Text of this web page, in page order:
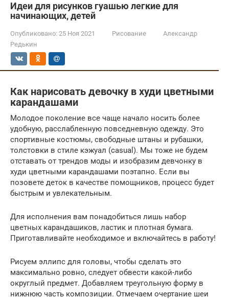
Идеи для рисунков гуашью легкие для
начинающих, детей
Опубликовано: 25 Ноя 2021 Рисование
Александр
Редькин
Как нарисовать девочку в худи цветными
карандашами
Молодое поколение все чаще начало носить более
удобную, расслабленную повседневную одежду. Это
спортивные костюмы, свободные штаны и рубашки,
толстовки в стиле кэжуал (casual). Мы тоже не будем
отставать от трендов моды и изобразим девчонку в
худи цветными карандашами поэтапно. Если вы
позовете деток в качестве помощников, процесс будет
быстрым и увлекательным.
Для исполнения вам понадобиться лишь набор
цветных карандашиков, ластик и плотная бумага.
Приготавливайте необходимое и включайтесь в работу!
Рисуем эллипс для головы, чтобы сделать это
максимально ровно, следует обвести какой-либо
округлый предмет. Добавляем треугольную форму в
нижнюю часть композиции. Отмечаем очертание шеи